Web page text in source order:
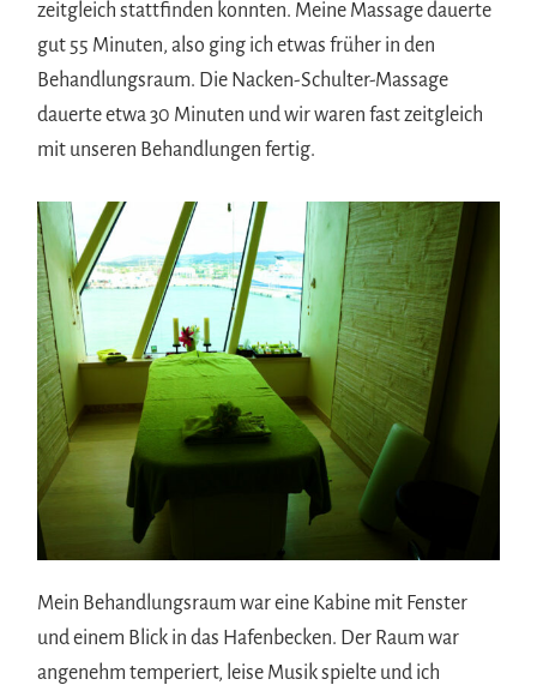
zeitgleich stattfinden konnten. Meine Massage dauerte
gut 55 Minuten, also ging ich etwas früher in den
Behandlungsraum. Die Nacken-Schulter-Massage
dauerte etwa 30 Minuten und wir waren fast zeitgleich
mit unseren Behandlungen fertig.
Mein Behandlungsraum war eine Kabine mit Fenster
und einem Blick in das Hafenbecken. Der Raum war
angenehm temperiert, leise Musik spielte und ich